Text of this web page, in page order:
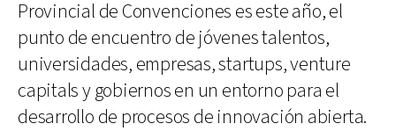
Provincial de Convenciones es este año, el
punto de encuentro de jóvenes talentos,
universidades, empresas, startups, venture
capitals y gobiernos en un entorno para el
desarrollo de procesos de innovación abierta.